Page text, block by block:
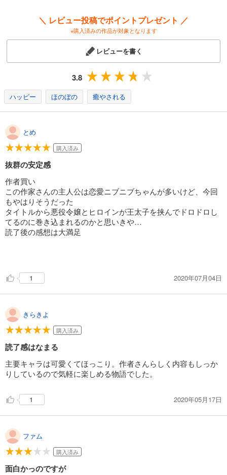
＼ レビュー投稿でポイントプレゼント ／
※購入済みの作品が対象となります
レビューを書く
3.8
ハッピー ほのぼの 癒やされる
とめ
購入済み
抜群の安定感
作者買い
この作家さんの主人公は恋愛ニブニブちゃんが多いけど、今回
もやはりそうだった
タイトルから悪役令嬢とヒロインが王太子を挟んでドロドロし
てるのに巻き込まれるのかと思いきや…
読了後の感想は大満足
1 2020年07月04日
きらきよ
購入済み
読了感はなまる
主要キャラは可愛くてほっこり。作者さんらしく内容もしっか
りしているので気軽に楽しめる物語でした。
1 2020年05月17日
ファム
購入済み
面白かっのですが